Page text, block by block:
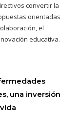
convertir la
orientadas
el
educativa.
una inversión